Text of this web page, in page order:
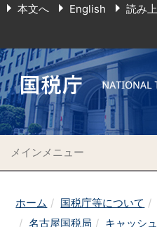
本文へ English 読み
メインメニュー
ホーム 国税庁等について
名古屋国税局
キャッシ